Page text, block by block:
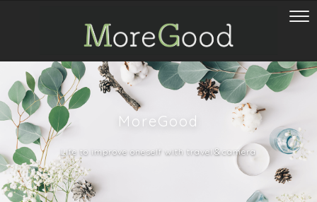
MoreGood
Life to improve oneself with travel＆camera